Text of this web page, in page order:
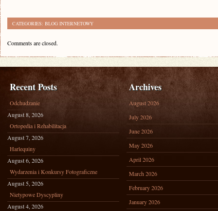
CATEGORIES: BLOG INTERNETOWY
Comments are closed.
Recent Posts
Odchudzanie
August 8, 2026
Ortopedia i Rehabilitacja
August 7, 2026
Harlequiny
August 6, 2026
Wydarzenia i Konkursy Fotograficzne
August 5, 2026
Nietypowe Dyscypliny
August 4, 2026
Archives
August 2026
July 2026
June 2026
May 2026
April 2026
March 2026
February 2026
January 2026